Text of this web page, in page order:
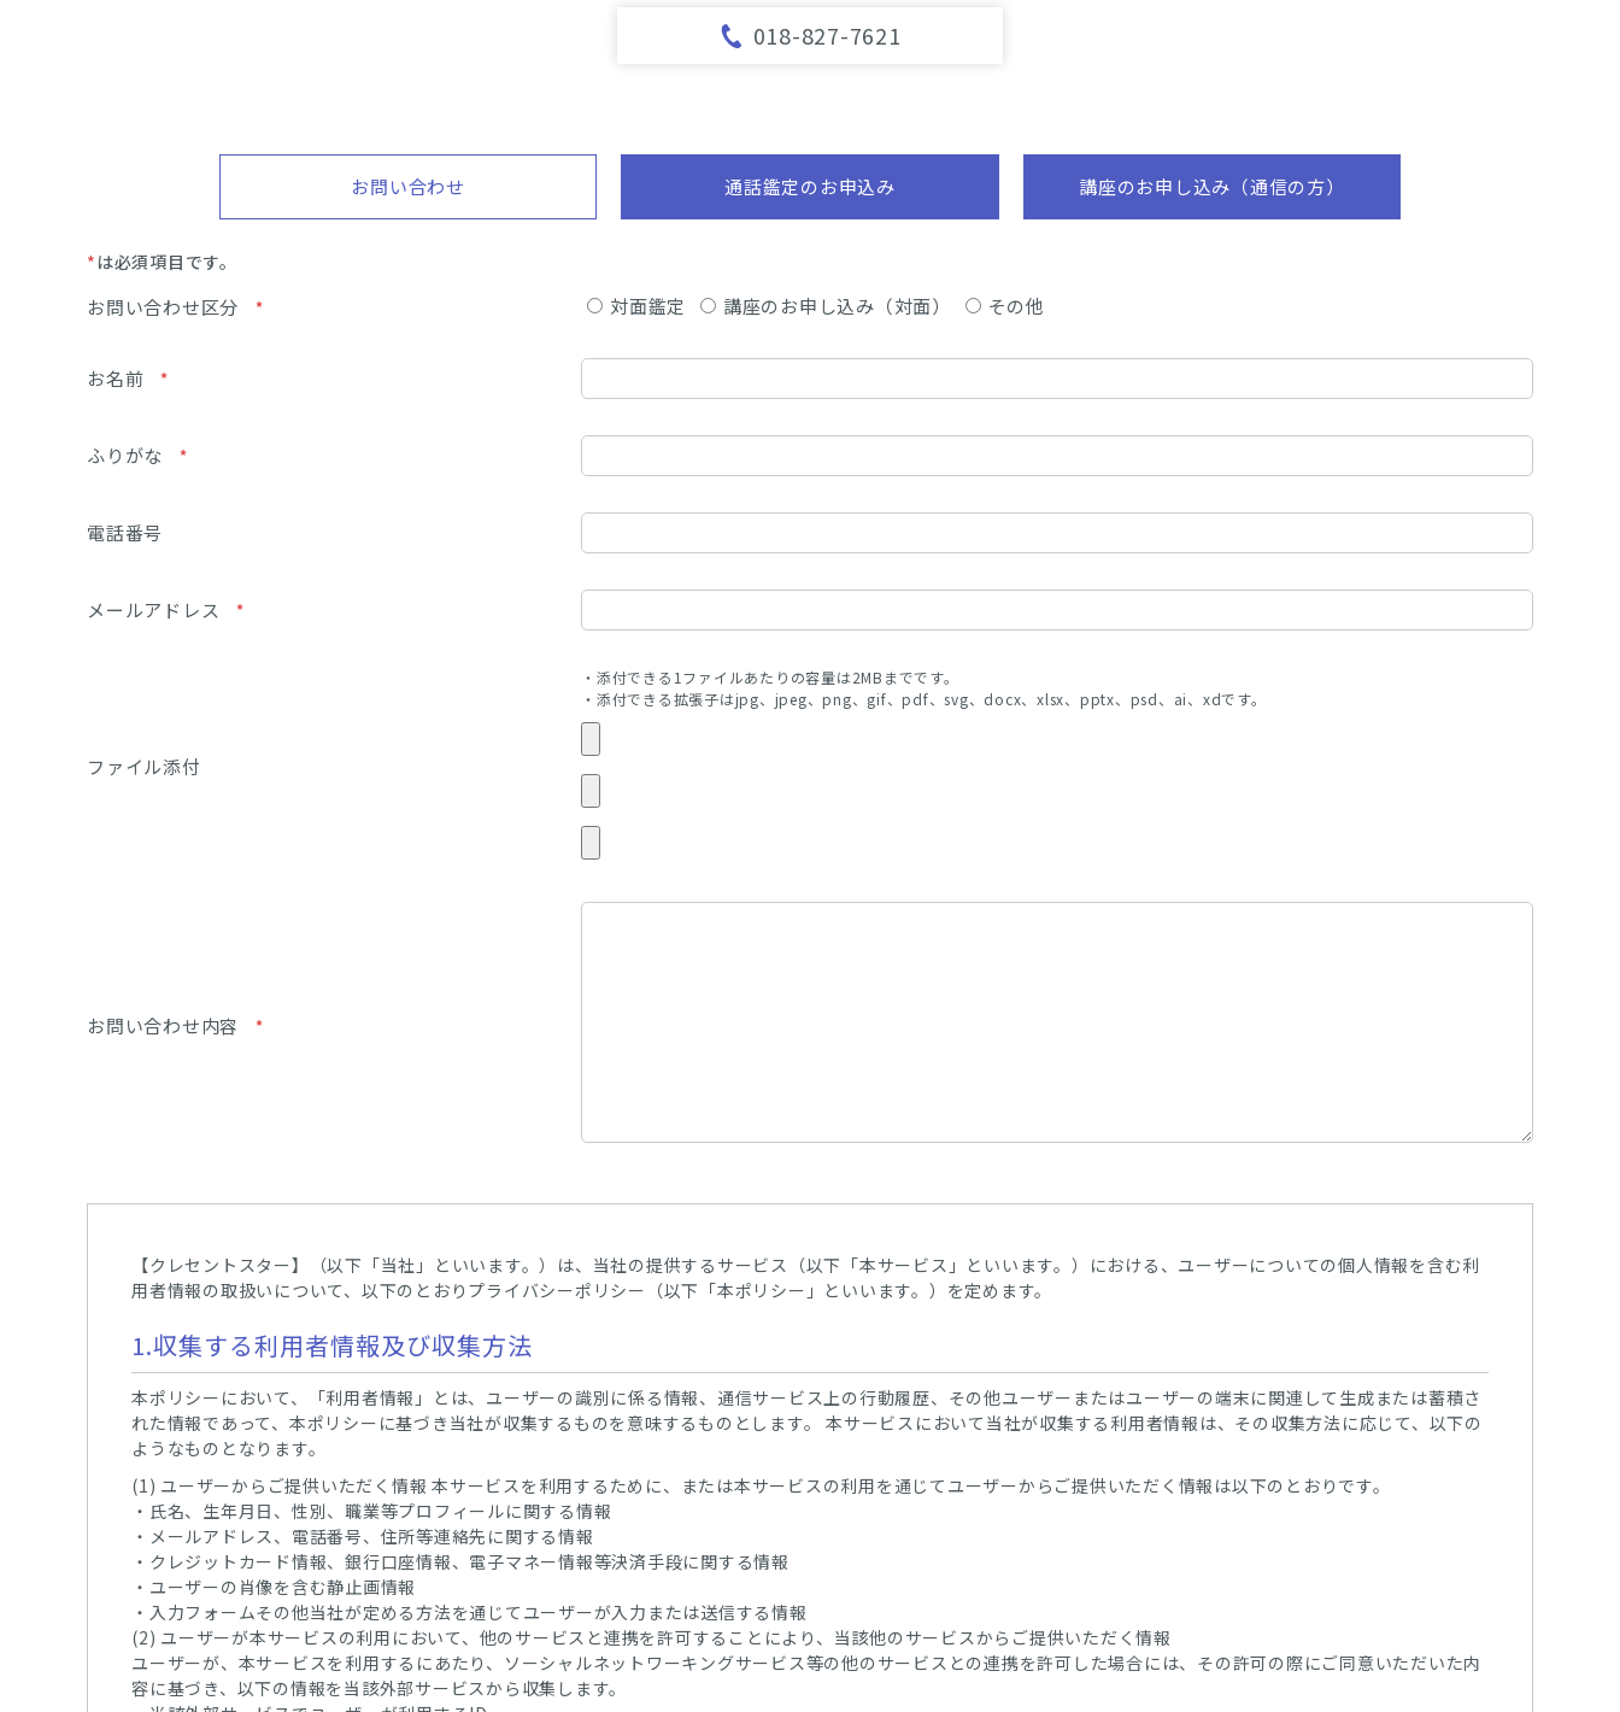
018-827-7621
お問い合わせ 通話鑑定のお申込み 講座のお申し込み（通信の方）
*は必須項目です。
お問い合わせ区分 * 対面鑑定 講座のお申し込み（対面） その他
お名前 *
ふりがな *
電話番号
メールアドレス *
ファイル添付
・添付できる1ファイルあたりの容量は2MBまでです。
・添付できる拡張子はjpg、jpeg、png、gif、pdf、svg、docx、xlsx、pptx、psd、ai、xdです。
お問い合わせ内容 *
【クレセントスター】（以下「当社」といいます。）は、当社の提供するサービス（以下「本サービス」といいます。）における、ユーザーについての個人情報を含む利
用者情報の取扱いについて、以下のとおりプライバシーポリシー（以下「本ポリシー」といいます。）を定めます。
1.収集する利用者情報及び収集方法
本ポリシーにおいて、「利用者情報」とは、ユーザーの識別に係る情報、通信サービス上の行動履歴、その他ユーザーまたはユーザーの端末に関連して生成または蓄積さ
れた情報であって、本ポリシーに基づき当社が収集するものを意味するものとします。 本サービスにおいて当社が収集する利用者情報は、その収集方法に応じて、以下の
ようなものとなります。
(1) ユーザーからご提供いただく情報 本サービスを利用するために、または本サービスの利用を通じてユーザーからご提供いただく情報は以下のとおりです。
・氏名、生年月日、性別、職業等プロフィールに関する情報
・メールアドレス、電話番号、住所等連絡先に関する情報
・クレジットカード情報、銀行口座情報、電子マネー情報等決済手段に関する情報
・ユーザーの肖像を含む静止画情報
・入力フォームその他当社が定める方法を通じてユーザーが入力または送信する情報
(2) ユーザーが本サービスの利用において、他のサービスと連携を許可することにより、当該他のサービスからご提供いただく情報
ユーザーが、本サービスを利用するにあたり、ソーシャルネットワーキングサービス等の他のサービスとの連携を許可した場合には、その許可の際にご同意いただいた内
容に基づき、以下の情報を当該外部サービスから収集します。